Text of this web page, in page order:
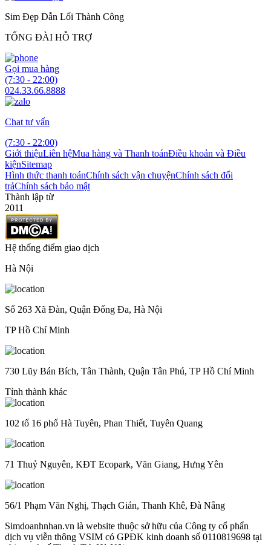
Sim Đẹp Dẫn Lối Thành Công
TỔNG ĐÀI HỖ TRỢ
Gọi mua hàng
(7:30 - 22:00)
024.33.66.8888
Chat tư vấn
(7:30 - 22:00)
Giới thiệuLiên hệMua hàng và Thanh toánĐiều khoản và Điều
kiệnSitemap
Hình thức thanh toánChính sách vận chuyệnChính sách đổi
trảChính sách bảo mật
Thành lập từ
2011
Hệ thống điểm giao dịch
Hà Nội
Số 263 Xã Đàn, Quận Đống Đa, Hà Nội
TP Hồ Chí Minh
730 Lũy Bán Bích, Tân Thành, Quận Tân Phú, TP Hồ Chí Minh
Tỉnh thành khác
102 tổ 16 phố Hà Tuyên, Phan Thiết, Tuyên Quang
71 Thuỷ Nguyên, KĐT Ecopark, Văn Giang, Hưng Yên
56/1 Phạm Văn Nghị, Thạch Gián, Thanh Khê, Đà Nẵng
Simdoanhnhan.vn là website thuộc sở hữu của Công ty cổ phẩn
dịch vụ viễn thông VSIM có GPĐK kinh doanh số 0110819698 tại